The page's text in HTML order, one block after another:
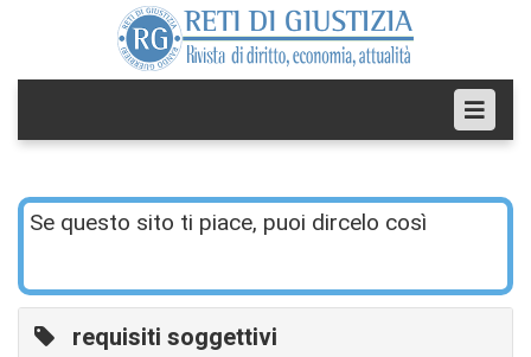
Se questo sito ti piace, puoi dircelo così
requisiti soggettivi